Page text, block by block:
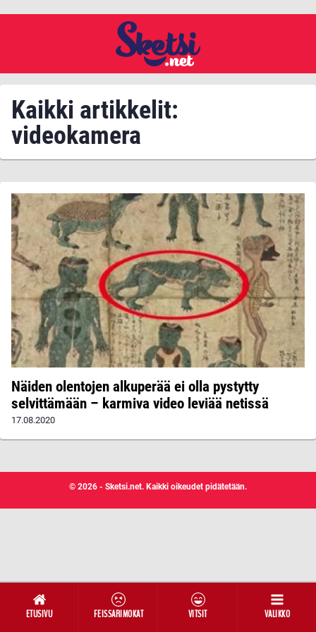
ETUSIVU FEISSARIMOKAT VITSIT VALIKKO
Kaikki artikkelit:
videokamera
Näiden olentojen alkuperää ei olla pystytty
selvittämään – karmiva video leviää netissä
17.08.2020
© 2026 - Sketsi.net. Kaikki oikeudet pidätetään.